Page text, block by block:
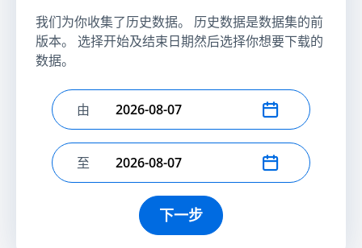
我们为你收集了历史数据。 历史数据是数据集的前
版本。 选择开始及结束日期然后选择你想要下载的
数据。
选择开始日期
由
选择结束日期
至
下一步